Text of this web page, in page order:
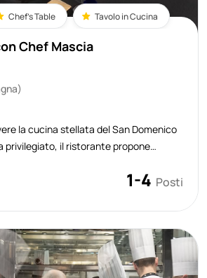
Chef's Table Tavolo in Cucina
Chef Mascia
la cucina stellata del San Domenico
privilegiato, il ristorante propone
Massimiliano Mascia e la sua brigata.
1-4 Posti